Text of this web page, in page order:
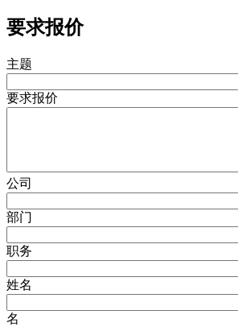
要求报价
主题
要求报价
公司
部门
职务
姓名
名